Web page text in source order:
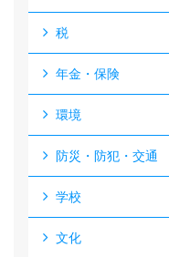
税
年金・保険
環境
防災・防犯・交通
学校
文化